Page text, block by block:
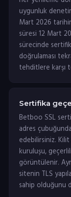
uygunluk
Mart 2026
süresi 12 Mart
sürecinde
doğrulaması
tehditlere karşı
Sertifika
Betboo SSL
adres
edebilirsiniz. Kilit
kuruluşu,
görüntülenir.
sitenin TLS
sahip olduğunu